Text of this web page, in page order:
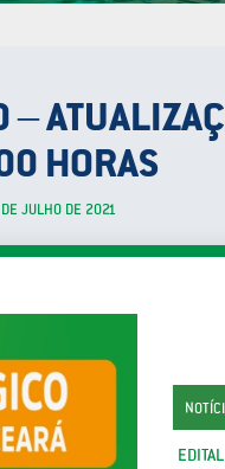
–
HORAS
JULHO DE 2021